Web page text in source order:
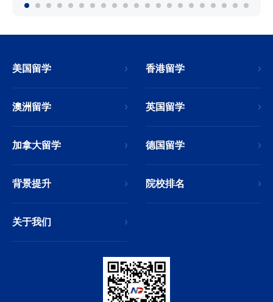
美国留学 香港留学
澳洲留学 英国留学
加拿大留学 德国留学
背景提升 院校排名
关于我们